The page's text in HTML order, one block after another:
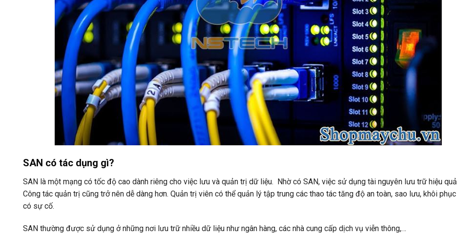
SAN có tác dụng gì?
SAN là một mạng có tốc độ cao dành riêng cho việc lưu và quản trị dữ liệu. Nhờ có SAN, việc sử dụng tài nguyên lưu trữ hiệu quả
Công tác quản trị cũng trở nên dễ dàng hơn. Quản trị viên có thể quản lý tập trung các thao tác tăng độ an toàn, sao lưu, khôi phục
có sự cố.
SAN thường được sử dụng ở những nơi lưu trữ nhiều dữ liệu như ngân hàng, các nhà cung cấp dịch vụ viễn thông,…